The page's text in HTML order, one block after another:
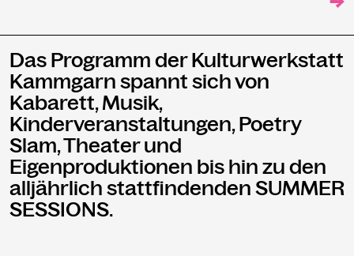
Das Programm der Kulturwerkstatt
Kammgarn spannt sich von
Kabarett, Musik,
Kinderveranstaltungen, Poetry
Slam, Theater und
Eigenproduktionen bis hin zu den
alljährlich stattfindenden SUMMER
SESSIONS.